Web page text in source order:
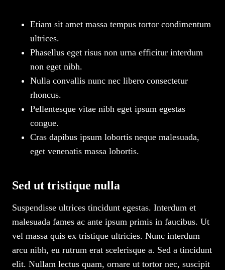
Etiam sit amet massa tempus tortor condimentum
ultrices.
Phasellus eget risus non urna efficitur interdum
non eget nibh.
Nulla convallis nunc nec libero consectetur
rhoncus.
Pellentesque vitae nibh eget ipsum egestas
congue.
Cras dapibus ipsum lobortis neque malesuada,
eget venenatis massa lobortis.
Sed ut tristique nulla
Suspendisse ultrices tincidunt egestas. Interdum et
malesuada fames ac ante ipsum primis in faucibus. Ut
vel massa quis ex tristique ultricies. Nunc interdum
arcu nibh, eu rutrum erat scelerisque a. Sed a tincidunt
elit. Nullam lectus quam, ornare ut tortor nec, suscipit